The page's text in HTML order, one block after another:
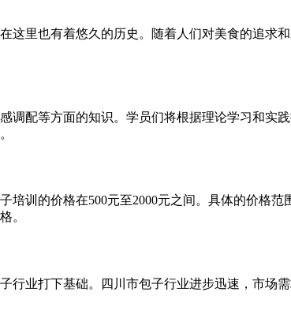
里也有着悠久的历史。随着人们对美食的追求
调配等方面的知识。学员们将根据理论学习和实
训的价格在500元至2000元之间。具体的价格
。
业打下基础。四川市包子行业进步迅速，市场